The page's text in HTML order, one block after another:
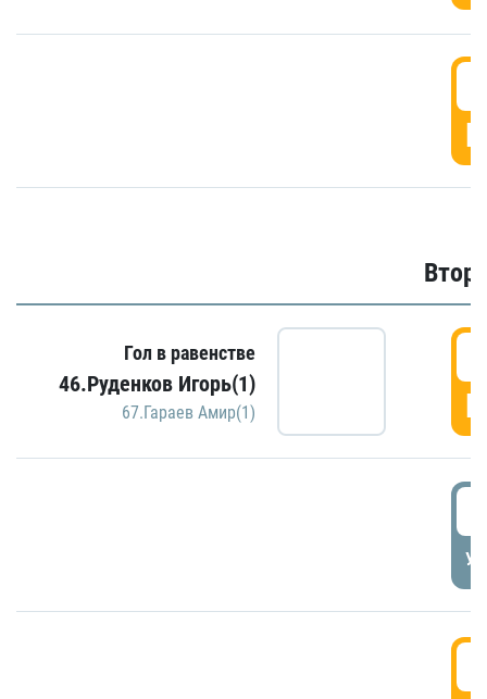
Гол в равенстве
46.Руденков Игорь(1)
67.Гараев Амир(1)